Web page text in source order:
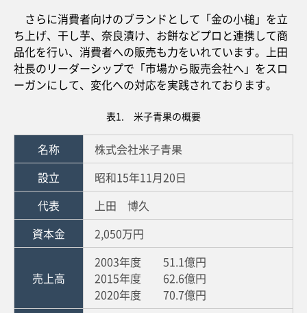
さらに消費者向けのブランドとして「金の小槌」を立
ち上げ、干し芋、奈良漬け、お餅などプロと連携して商
品化を行い、消費者への販売も力をいれています。上田
社長のリーダーシップで「市場から販売会社へ」をスロ
ーガンにして、変化への対応を実践されております。
表1. 米子青果の概要
名称
株式会社米子青果
設立
昭和15年11月20日
代表
上田 博久
資本金
2,050万円
売上高
2003年度 51.1億円
2015年度 62.6億円
2020年度 70.7億円